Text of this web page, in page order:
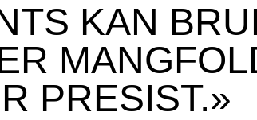
KAN
PRESIST.»